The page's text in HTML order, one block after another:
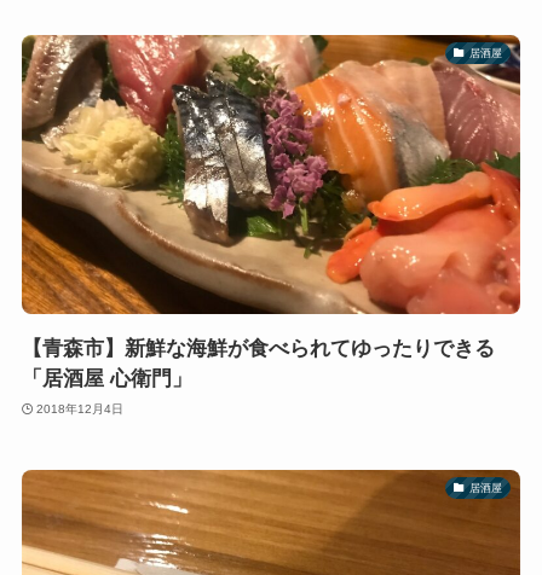
居酒屋
【青森市】新鮮な海鮮が食べられてゆったりできる
「居酒屋 心衛門」
2018年12月4日
居酒屋